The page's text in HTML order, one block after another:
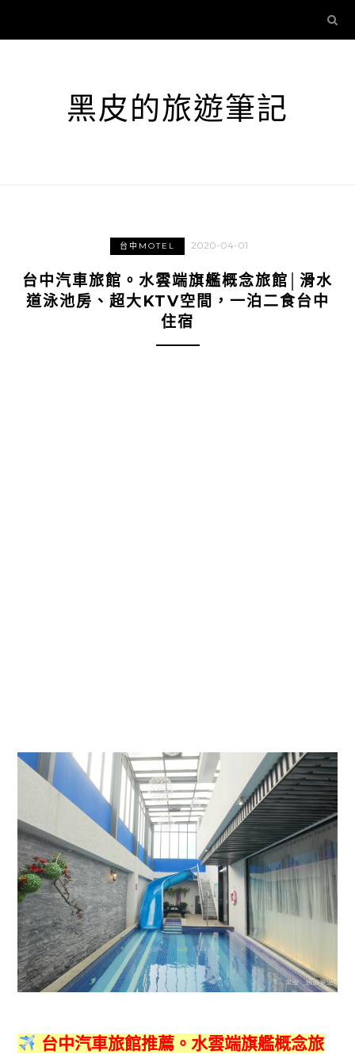
黑皮的旅遊筆記
台中MOTEL 2020-04-01
台中汽車旅館。水雲端旗艦概念旅館│滑水
道泳池房、超大KTV空間，一泊二食台中
住宿
台中汽車旅館推薦。水雲端旗艦概念旅